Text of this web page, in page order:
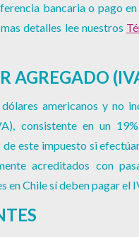
bancaria o pago
detalles lee nuestros
AGREGADO
americanos y no
consistente en un
este impuesto si
acreditados con
en Chile sí deben pagar el